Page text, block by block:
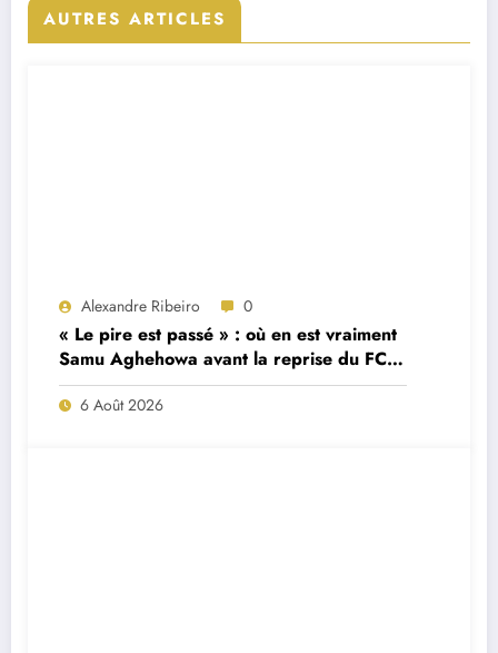
AUTRES ARTICLES
Alexandre Ribeiro 0
« Le pire est passé » : où en est vraiment
Samu Aghehowa avant la reprise du FC
Porto ?
6 Août 2026